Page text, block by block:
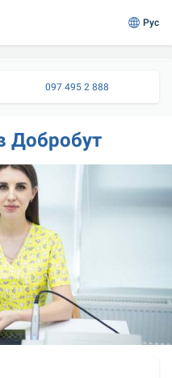
Рус
097 495 2 888
Добробут